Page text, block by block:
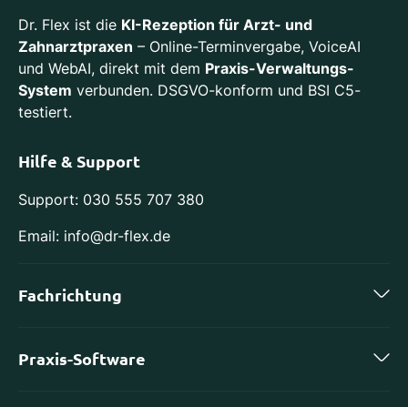
Dr. Flex ist die KI-Rezeption für Arzt- und
Zahnarztpraxen – Online-Terminvergabe, VoiceAI
und WebAI, direkt mit dem Praxis-Verwaltungs-
System verbunden. DSGVO-konform und BSI C5-
testiert.
Hilfe & Support
Support: 030 555 707 380
Email: info@dr-flex.de
Fachrichtung
Praxis-Software